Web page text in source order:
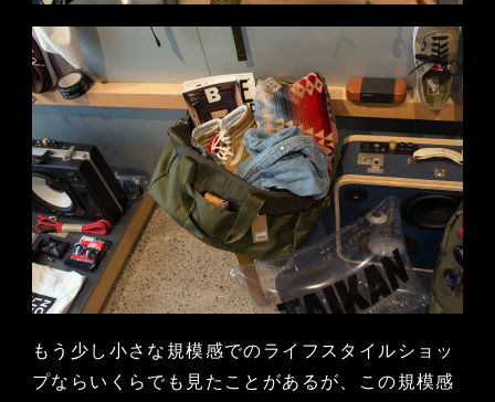
もう少し小さな規模感でのライフスタイルショッ
プならいくらでも見たことがあるが、この規模感